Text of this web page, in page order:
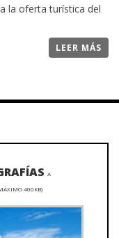
la oferta turística del
LEER MÁS
A
400KB)